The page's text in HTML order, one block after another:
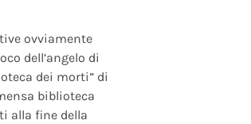
ovviamente
dell’angelo di
dei morti” di
biblioteca
alla fine della